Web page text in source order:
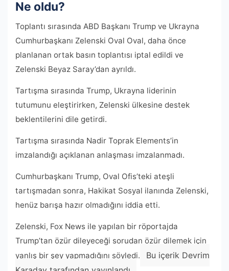
Ne oldu?
Toplantı sırasında ABD Başkanı Trump ve Ukrayna
Cumhurbaşkanı Zelenski Oval Oval, daha önce
planlanan ortak basın toplantısı iptal edildi ve
Zelenski Beyaz Saray’dan ayrıldı.
Tartışma sırasında Trump, Ukrayna liderinin
tutumunu eleştirirken, Zelenski ülkesine destek
beklentilerini dile getirdi.
Tartışma sırasında Nadir Toprak Elements’in
imzalandığı açıklanan anlaşması imzalanmadı.
Cumhurbaşkanı Trump, Oval Ofis’teki ateşli
tartışmadan sonra, Hakikat Sosyal ilanında Zelenski,
henüz barışa hazır olmadığını iddia etti.
Zelenski, Fox News ile yapılan bir röportajda
Trump’tan özür dileyeceği sorudan özür dilemek için
yanlış bir şey yapmadığını söyledi.
Bu içerik Devrim